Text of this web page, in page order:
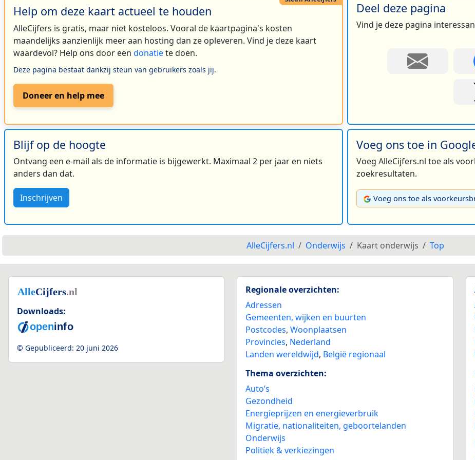
Help om deze kaart actueel te houden
AlleCijfers is gratis, maar niet kosteloos. Vooral de kaartpagina's kosten
maandelijks aanzienlijk meer aan hosting dan ze opleveren. Vind je deze kaart
waardevol? Help ons door een donatiete doen.
Deze pagina bestaat dankzij steun van gebruikers zoals jij.
Doneer en help mee
Deel deze pagina
Vind je deze pagina
Blijf op de hoogte
Ontvang een e-mail als de informatie is bijgewerkt. Maximaal 2 per jaar en niets
anders dan dat.
Inschrijven
Voeg ons toe in
Voeg AlleCijfers.nl toe als
zoekresultaten.
Voeg ons toe als
AlleCijfers.nl Onderwijs Kaart onderwijs Top
Downloads:
© Gepubliceerd: 20 juni 2026
Regionale overzichten:
Adressen
Gemeenten, wijken en buurten
Postcodes,Woonplaatsen
Provincies, Nederland
Landen wereldwijd, België regionaal
Thema overzichten:
Auto’s
Gezondheid
Energieprijzen en energieverbruik
Migratie, nationaliteiten, geboortelanden
Onderwijs
Politiek & verkiezingen